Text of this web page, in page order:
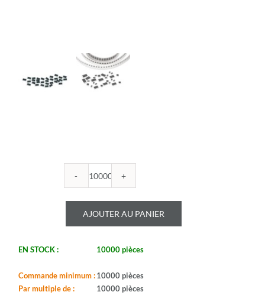
quantité
ROYALOHM
-
R0402B
-
0402
-
AJOUTER AU PANIER
EN STOCK : 10000 pièces
Commande minimum :10000 pièces
Par multiple de :
10000 pièces